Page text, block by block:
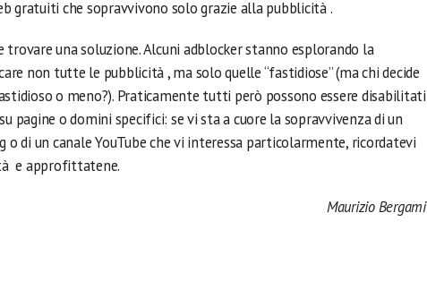
gratuiti che sopravvivono solo grazie alla pubblicità .
trovare una soluzione. Alcuni adblocker stanno esplorando la
non tutte le pubblicità , ma solo quelle “fastidiose” (ma chi decide
o meno?). Praticamente tutti però possono essere disabilitati
pagine o domini specifici: se vi sta a cuore la sopravvivenza di un
o di un canale YouTube che vi interessa particolarmente, ricordatevi
e approfittatene.
Maurizio Bergami